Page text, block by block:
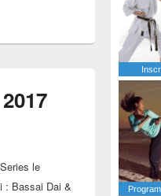
le
: Bassai Dai &